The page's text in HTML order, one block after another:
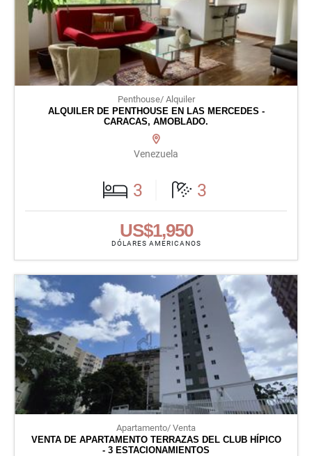
Penthouse/ Alquiler
ALQUILER DE PENTHOUSE EN LAS MERCEDES -
CARACAS, AMOBLADO.
Venezuela
3 3
US$1,950
DÓLARES AMERICANOS
Apartamento/ Venta
VENTA DE APARTAMENTO TERRAZAS DEL CLUB HÍPICO
- 3 ESTACIONAMIENTOS